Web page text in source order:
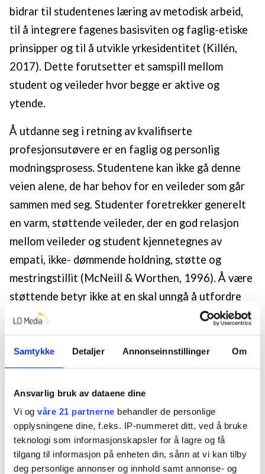
Samtykke Detaljer Annonseinnstillinger Om
Ansvarlig bruk av dataene dine
Vi og våre 21 partnerne behandler de personlige
opplysningene dine, f.eks. IP-nummeret ditt, ved å bruke
teknologi som informasjonskapsler for å lagre og få
tilgang til informasjon på enheten din, sånn at vi kan tilby
deg personlige annonser og innhold samt annonse- og
bidrar til studentenes læring av metodisk arbeid,
til å integrere fagenes basisviten og faglig-etiske
prinsipper og til å utvikle yrkesidentitet (Killén,
2017). Dette forutsetter et samspill mellom
student og veileder hvor begge er aktive og
ytende.
Å utdanne seg i retning av kvalifiserte
profesjonsutøvere er en faglig og personlig
modningsprosess. Studentene kan ikke gå denne
veien alene, de har behov for en veileder som går
sammen med seg. Studenter foretrekker generelt
en varm, støttende veileder, der en god relasjon
mellom veileder og student kjennetegnes av
empati, ikke- dømmende holdning, støtte og
mestringstillit (McNeill & Worthen, 1996). Å være
støttende betyr ikke at en skal unngå å utfordre
studentene faglig og personlig. Læringsprosessen
innebærer å utfordre studenten innenfor visse
rammer. Slik vi ser det, er ikke veileder en
tradisjonell ekspert der relasjonen er hierarkisk
ordnet, men et slags reisefølge i en
samhandlingsprosess (jf. Andersen, 2005).
Laugstankegangen ligger til grunn for
praksisperioder i flere helse- og sosialfaglige yrker,
også sosialt arbeid. Bak denne tankegangen ligger